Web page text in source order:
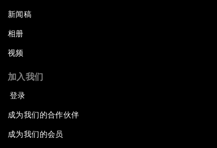
新闻稿
相册
视频
加入我们
登录
成为我们的合作伙伴
成为我们的会员